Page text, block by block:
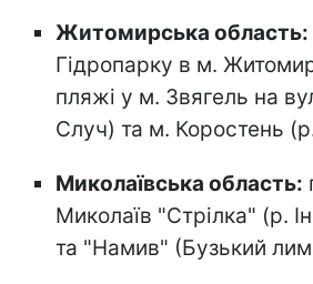
Житомирська область:
Гідропарку в м.
пляжі у м. Звягель на
Случ) та м. Коростень
Миколаївська область:
Миколаїв "Стрілка" (р.
та "Намив" (Бузький